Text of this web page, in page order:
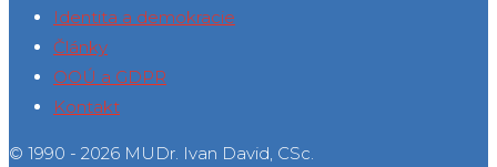
Identita a demokracie
Články
OOÚ a GDPR
Kontakt
© 1990 - 2026 MUDr. Ivan David, CSc.